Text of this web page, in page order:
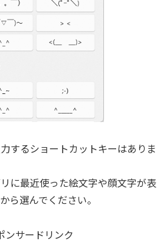
するショートカットキーはありま
に最近使った絵文字や顔文字が表
ら選んでください。
ンサードリンク